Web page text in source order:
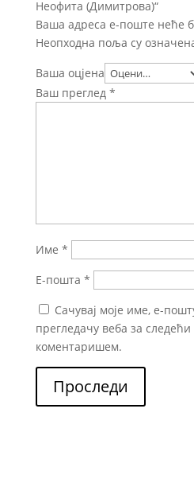
Неофита (Димитрова)“
Ваша адреса е-поште неће
Неопходна поља су
Ваша оцјена
Ваш преглед *
Име *
Е-пошта *
Сачувај моје име, е-
прегледачу веба за следећи
коментаришем.
Проследи